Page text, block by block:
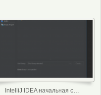
IntelliJ IDEA начальная страница